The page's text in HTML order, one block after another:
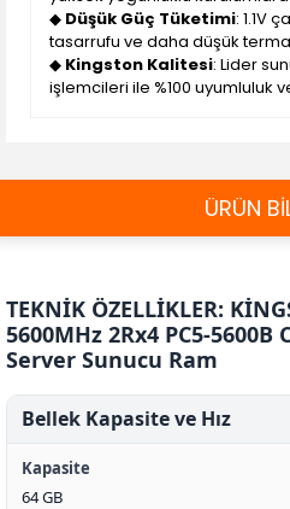
◆ Düşük Güç Tüketimi: 1.1V
tasarrufu ve daha düşük
◆ Kingston Kalitesi: Lider
işlemcileri ile %100 uyumluluk
ÜRÜN
TEKNİK ÖZELLİKLER:
5600MHz 2Rx4 PC5-5600B
Server Sunucu Ram
Bellek Kapasite ve Hız
Kapasite
64 GB